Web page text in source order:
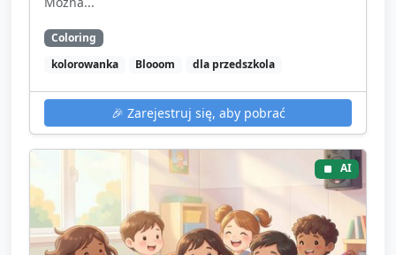
Coloring
kolorowanka
Blooom dla przedszkola
🎉 Zarejestruj się, aby pobrać
AI